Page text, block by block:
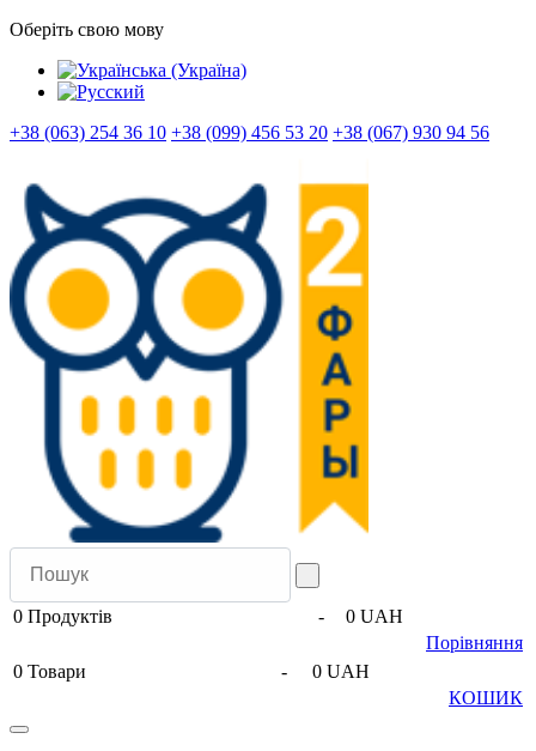
Оберіть свою мову
+38 (063) 254 36 10 +38 (099) 456 53 20 +38 (067) 930 94 56
0 Продуктів -
0 UAH
Порівняння
0 Товари -
0 UAH
КОШИК